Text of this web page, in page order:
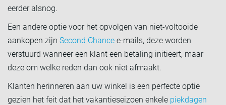
eerder alsnog.
Een andere optie voor het opvolgen van niet-voltooide
aankopen zijn Second Chance e-mails, deze worden
verstuurd wanneer een klant een betaling initieert, maar
deze om welke reden dan ook niet afmaakt.
Klanten herinneren aan uw winkel is een perfecte optie
gezien het feit dat het vakantieseizoen enkele piekdagen